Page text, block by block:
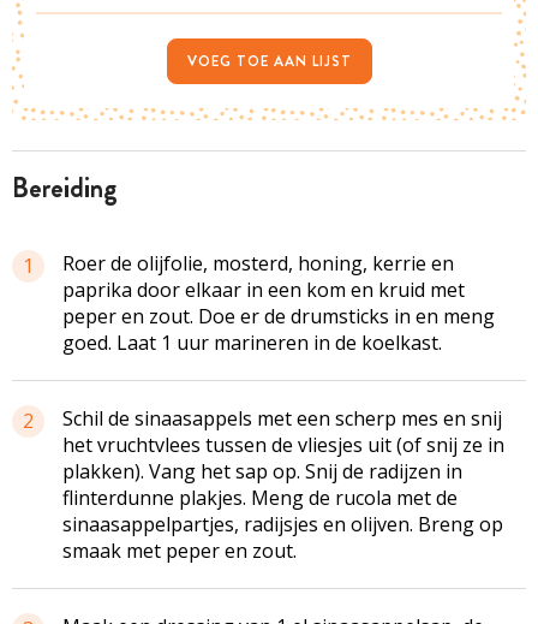
bereiding
1
Roer de olijfolie, mosterd, honing, kerrie en
paprika door elkaar in een kom en kruid met
peper en zout. Doe er de drumsticks in en meng
goed. Laat 1 uur marineren in de koelkast.
2
Schil de sinaasappels met een scherp mes en snij
het vruchtvlees tussen de vliesjes uit (of snij ze in
plakken). Vang het sap op. Snij de radijzen in
flinterdunne plakjes. Meng de rucola met de
sinaasappelpartjes, radijsjes en olijven. Breng op
smaak met peper en zout.
VOEG TOE AAN LIJST